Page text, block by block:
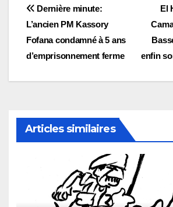
Navigation
de
l’article
El
enfin
Dernière minute:
L’ancien PM Kassory
Fofana condamné à 5 ans
d’emprisonnement ferme
Articles similaires